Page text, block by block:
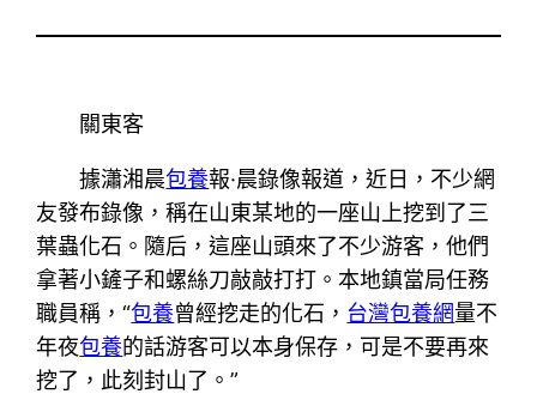
關東客
據瀟湘晨包養報·晨錄像報道，近日，不少網
友發布錄像，稱在山東某地的一座山上挖到了三
葉蟲化石。隨后，這座山頭來了不少游客，他們
拿著小鏟子和螺絲刀敲敲打打。本地鎮當局任務
職員稱，“包養曾經挖走的化石， 台灣包養網量不
年夜包養的話游客可以本身保存，可是不要再來
挖了，此刻封山了。”